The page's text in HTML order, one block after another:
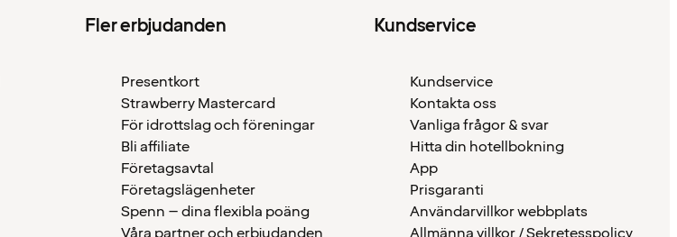
Fler erbjudanden
Presentkort
Strawberry Mastercard
För idrottslag och föreningar
Bli affiliate
Företagsavtal
Företagslägenheter
Spenn – dina flexibla poäng
Kundservice
Kundservice
Kontakta oss
Vanliga frågor & svar
Hitta din hotellbokning
App
Prisgaranti
Användarvillkor webbplats